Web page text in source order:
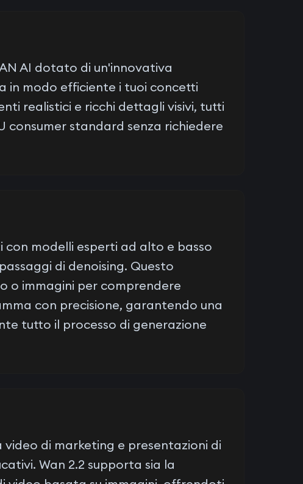
AI dotato di un'innovativa
in modo efficiente i tuoi concetti
realistici e ricchi dettagli visivi, tutti
consumer standard senza richiedere
con modelli esperti ad alto e basso
di denoising. Questo
o immagini per comprendere
con precisione, garantendo una
tutto il processo di generazione
di marketing e presentazioni di
Wan 2.2 supporta sia la